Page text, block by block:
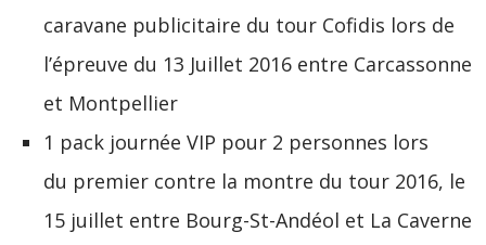
caravane publicitaire du tour Cofidis lors de
l’épreuve du 13 Juillet 2016 entre Carcassonne
et Montpellier
1 pack journée VIP pour 2 personnes lors
du premier contre la montre du tour 2016, le
15 juillet entre Bourg-St-Andéol et La Caverne